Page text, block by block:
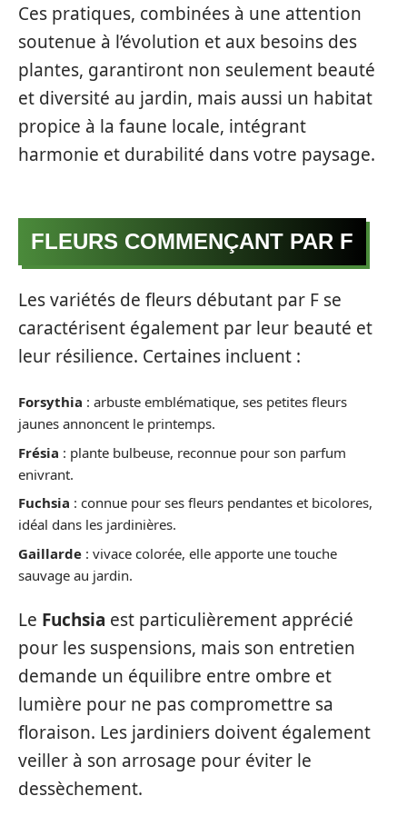
Ces pratiques, combinées à une attention
soutenue à l’évolution et aux besoins des
plantes, garantiront non seulement beauté
et diversité au jardin, mais aussi un habitat
propice à la faune locale, intégrant
harmonie et durabilité dans votre paysage.
FLEURS COMMENÇANT PAR F
Les variétés de fleurs débutant par F se
caractérisent également par leur beauté et
leur résilience. Certaines incluent :
Forsythia : arbuste emblématique, ses petites fleurs
jaunes annoncent le printemps.
Frésia : plante bulbeuse, reconnue pour son parfum
enivrant.
Fuchsia : connue pour ses fleurs pendantes et bicolores,
idéal dans les jardinières.
Gaillarde : vivace colorée, elle apporte une touche
sauvage au jardin.
Le Fuchsia est particulièrement apprécié
pour les suspensions, mais son entretien
demande un équilibre entre ombre et
lumière pour ne pas compromettre sa
floraison. Les jardiniers doivent également
veiller à son arrosage pour éviter le
dessèchement.